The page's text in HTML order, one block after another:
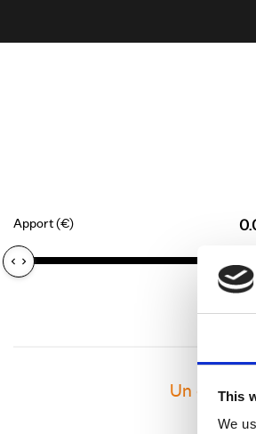
This
We
Apport (€)
Un crédit